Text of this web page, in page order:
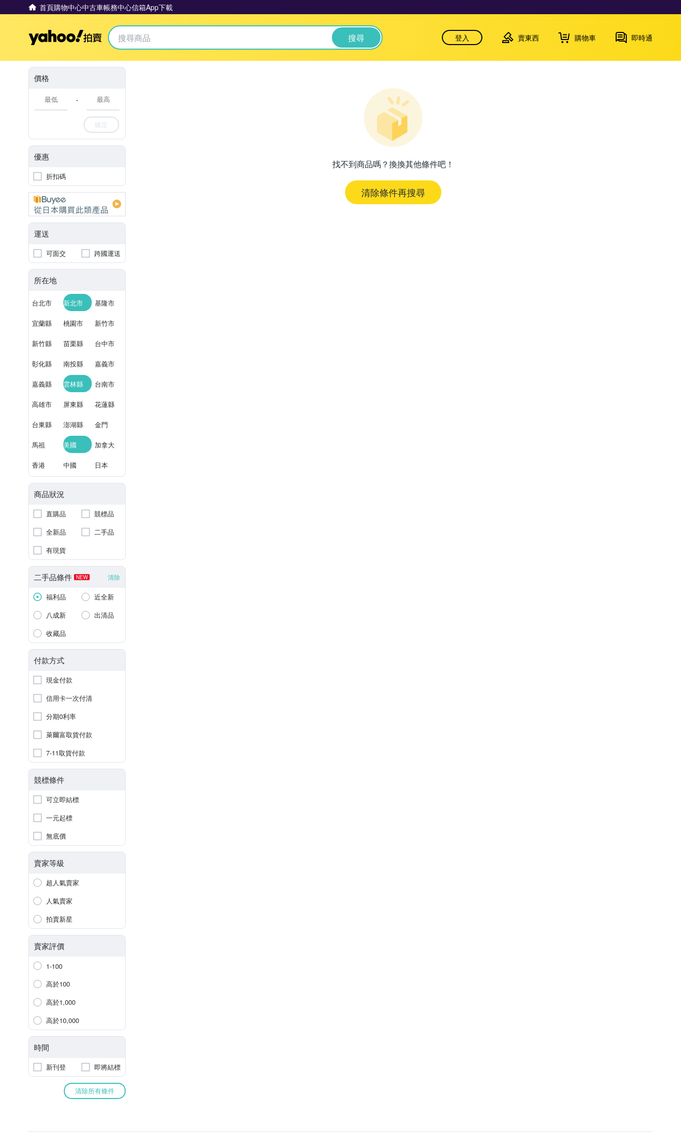
首頁購物中心中古車帳務中心信箱App下載
Yahoo拍賣 搜尋 登入 賣東西 購物車 即時通
價格
-
確定
優惠
折扣碼
運送
可面交 跨國運送
所在地
台北市 新北市 基隆市
宜蘭縣 桃園市 新竹市
新竹縣 苗栗縣 台中市
彰化縣 南投縣 嘉義市
嘉義縣 雲林縣 台南市
高雄市 屏東縣 花蓮縣
台東縣 澎湖縣 金門
馬祖 美國 加拿大
香港 中國 日本
商品狀況
直購品
競標品
全新品
二手品
有現貨
二手品條件 NEW 清除
福利品
近全新
八成新
出清品
收藏品
付款方式
現金付款
信用卡一次付清
分期0利率
萊爾富取貨付款
7-11取貨付款
競標條件
可立即結標
一元起標
無底價
賣家等級
超人氣賣家
人氣賣家
拍賣新星
賣家評價
1-100
高於100
高於1,000
高於10,000
時間
新刊登 即將結標
清除所有條件
找不到商品嗎？換換其他條件吧！
清除條件再搜尋